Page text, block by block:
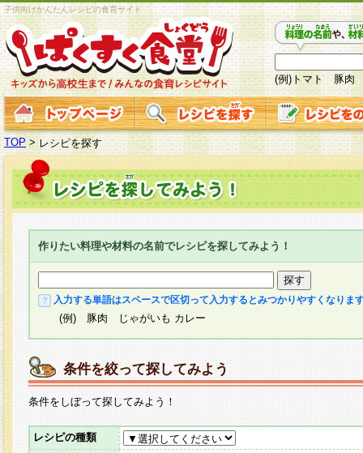
子供向けかんたんレシピの食育サイト
(例)トマト 豚肉
TOP > レシピを探す
作りたい料理や材料の名前でレシピを探してみよう！
入力する単語はスペースで区切って入力するとみつかりやすくなりま
(例) 豚肉 じゃがいも カレー
条件を絞って探してみよう
条件をしぼって探してみよう！
レシピの種類